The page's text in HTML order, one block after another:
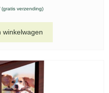
(gratis verzending)
winkelwagen